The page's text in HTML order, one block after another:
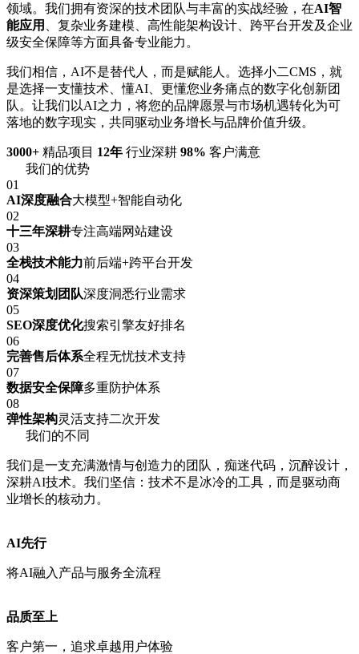
领域。我们拥有资深的技术团队与丰富的实战经验，在AI智
能应用
、复杂业务建模、高性能架构设计、跨平台开发及企业
级安全保障等方面具备专业能力。
我们相信，AI不是替代人，而是赋能人。选择小二CMS，就
是选择一支懂技术、懂AI、更懂您业务痛点的数字化创新团
队。让我们以AI之力，将您的品牌愿景与市场机遇转化为可
落地的数字现实，共同驱动业务增长与品牌价值升级。
3000+ 精品项目 12年 行业深耕 98% 客户满意
我们的优势
01
AI深度融合大模型+智能自动化
02
十三年深耕专注高端网站建设
03
全栈技术能力前后端+跨平台开发
04
资深策划团队深度洞悉行业需求
05
SEO深度优化搜索引擎友好排名
06
完善售后体系全程无忧技术支持
07
数据安全保障多重防护体系
08
弹性架构灵活支持二次开发
我们的不同
我们是一支充满激情与创造力的团队，痴迷代码，沉醉设计，
深耕AI技术。我们坚信：技术不是冰冷的工具，而是驱动商
业增长的核动力。
AI先行
将AI融入产品与服务全流程
品质至上
客户第一，追求卓越用户体验